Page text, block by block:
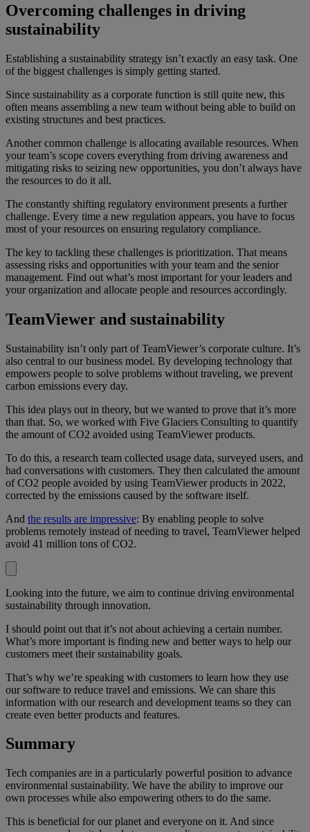
Overcoming challenges in driving
sustainability
Establishing a sustainability strategy isn’t exactly an easy task. One
of the biggest challenges is simply getting started.
Since sustainability as a corporate function is still quite new, this
often means assembling a new team without being able to build on
existing structures and best practices.
Another common challenge is allocating available resources. When
your team’s scope covers everything from driving awareness and
mitigating risks to seizing new opportunities, you don’t always have
the resources to do it all.
The constantly shifting regulatory environment presents a further
challenge. Every time a new regulation appears, you have to focus
most of your resources on ensuring regulatory compliance.
The key to tackling these challenges is prioritization. That means
assessing risks and opportunities with your team and the senior
management. Find out what’s most important for your leaders and
your organization and allocate people and resources accordingly.
TeamViewer and sustainability
Sustainability isn’t only part of TeamViewer’s corporate culture. It’s
also central to our business model. By developing technology that
empowers people to solve problems without traveling, we prevent
carbon emissions every day.
This idea plays out in theory, but we wanted to prove that it’s more
than that. So, we worked with Five Glaciers Consulting to quantify
the amount of CO2 avoided using TeamViewer products.
To do this, a research team collected usage data, surveyed users, and
had conversations with customers. They then calculated the amount
of CO2 people avoided by using TeamViewer products in 2022,
corrected by the emissions caused by the software itself.
And the results are impressive: By enabling people to solve
problems remotely instead of needing to travel, TeamViewer helped
avoid 41 million tons of CO2.
Looking into the future, we aim to continue driving environmental
sustainability through innovation.
I should point out that it’s not about achieving a certain number.
What’s more important is finding new and better ways to help our
customers meet their sustainability goals.
That’s why we’re speaking with customers to learn how they use
our software to reduce travel and emissions. We can share this
information with our research and development teams so they can
create even better products and features.
Summary
Tech companies are in a particularly powerful position to advance
environmental sustainability. We have the ability to improve our
own processes while also empowering others to do the same.
This is beneficial for our planet and everyone on it. And since